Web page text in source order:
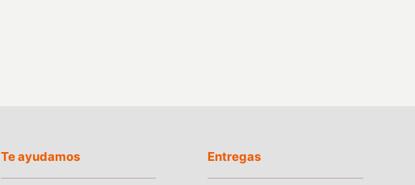
Te ayudamos Entregas